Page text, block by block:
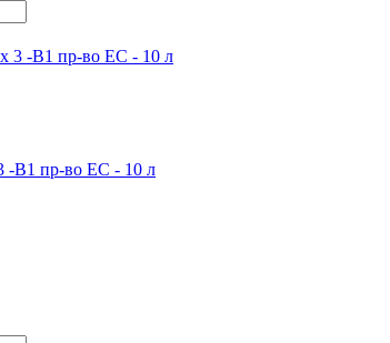
-B1 пр-во EC - 10 л